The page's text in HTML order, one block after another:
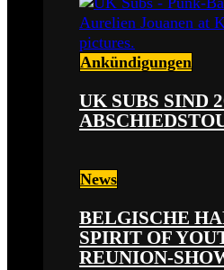
Ankündigungen
UK SUBS SIND
News
BELGISCHE
SPIRIT OF
REUNION-